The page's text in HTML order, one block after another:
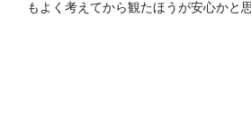
もよく考えてから観たほうが安心かと